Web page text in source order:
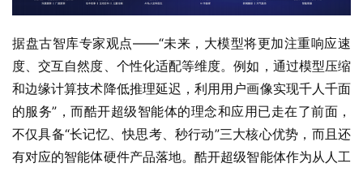
据盘古智库专家观点——“未来，大模型将更加注重响应速
度、交互自然度、个性化适配等维度。例如，通过模型压缩
和边缘计算技术降低推理延迟，利用用户画像实现千人千面
的服务”，而酷开超级智能体的理念和应用已走在了前面，
不仅具备“长记忆、快思考、秒行动”三大核心优势，而且还
有对应的智能体硬件产品落地。酷开超级智能体作为从人工